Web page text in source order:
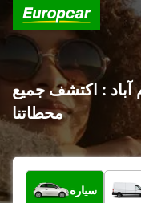
آباد : اكتشف جميع
محطاتنا
ما نوع المركبة؟
سيارة